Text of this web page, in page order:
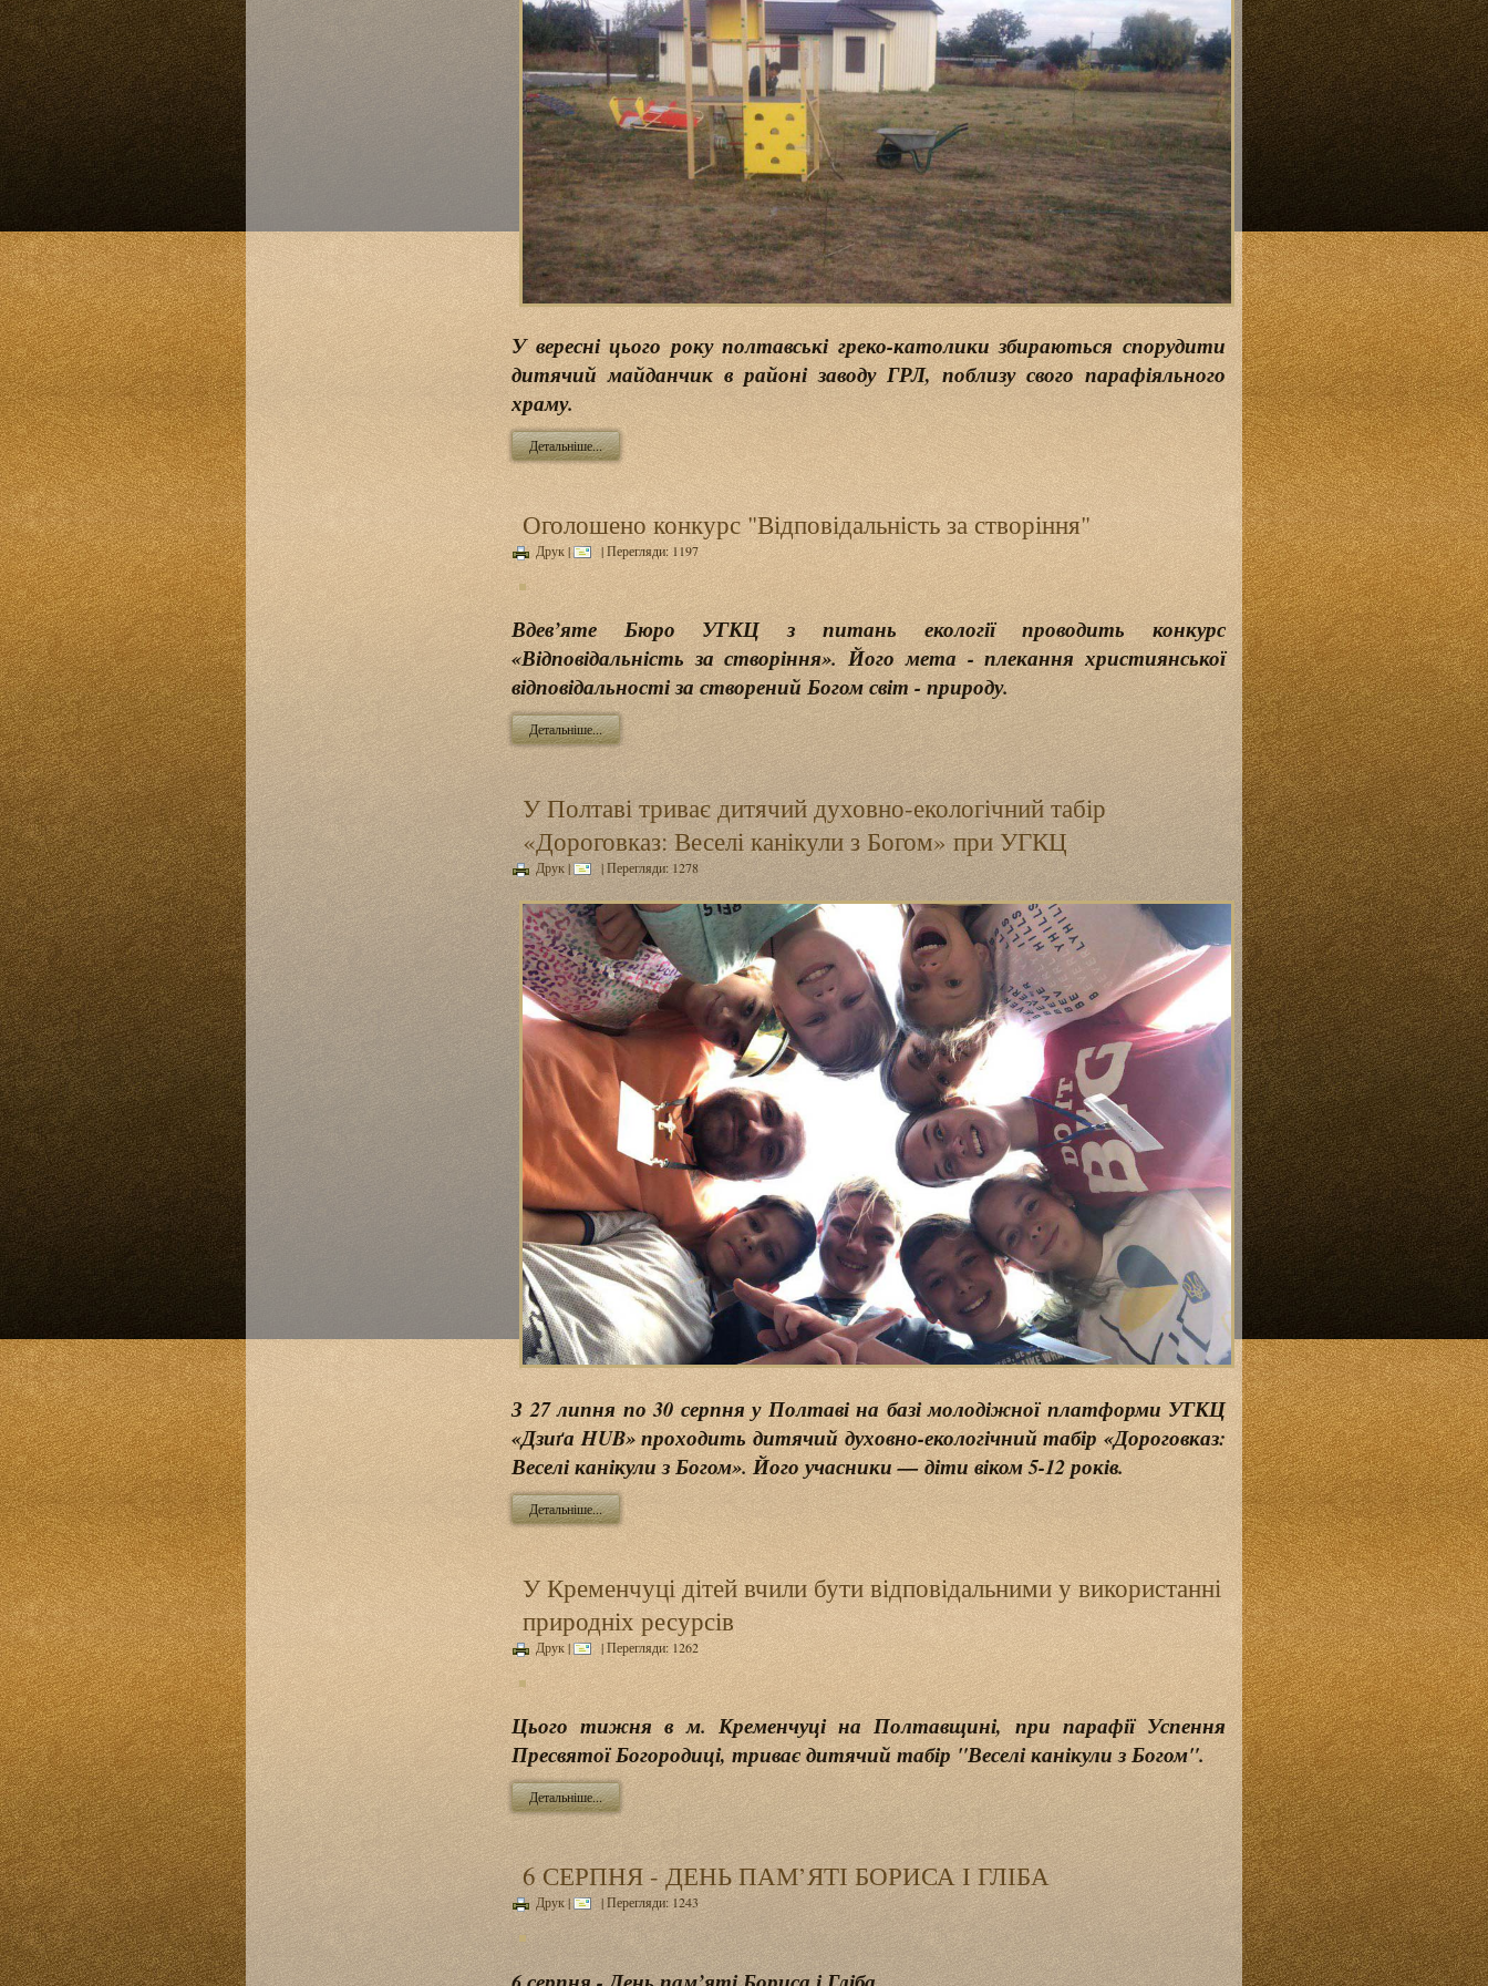
У вересні цього року полтавські греко-католики збираються спорудити
дитячий майданчик в районі заводу ГРЛ, поблизу свого парафіяльного
храму.
Детальніше...
Оголошено конкурс "Відповідальність за створіння"
Друк| | Перегляди: 1197
Вдев’яте Бюро УГКЦ з питань екології проводить конкурс
«Відповідальність за створіння». Його мета - плекання християнської
відповідальності за створений Богом світ - природу.
Детальніше...
У Полтаві триває дитячий духовно-екологічний табір
«Дороговказ: Веселі канікули з Богом» при УГКЦ
Друк| | Перегляди: 1278
З 27 липня по 30 серпня у Полтаві на базі молодіжної платформи УГКЦ
«Дзиґа HUB» проходить дитячий духовно-екологічний табір «Дороговказ:
Веселі канікули з Богом». Його учасники — діти віком 5-12 років.
Детальніше...
У Кременчуці дітей вчили бути відповідальними у використанні
природніх ресурсів
Друк| | Перегляди: 1262
Цього тижня в м. Кременчуці на Полтавщині, при парафії Успення
Пресвятої Богородиці, триває дитячий табір "Веселі канікули з Богом".
Детальніше...
6 СЕРПНЯ - ДЕНЬ ПАМ’ЯТІ БОРИСА І ГЛІБА
Друк| | Перегляди: 1243